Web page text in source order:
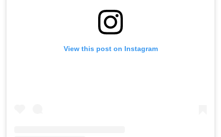
View this post on Instagram